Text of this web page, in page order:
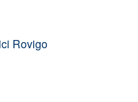
Rovigo